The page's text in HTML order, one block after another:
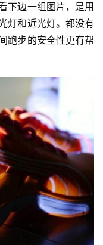
下边一组图片，是用
灯和近光灯。都没有
跑步的安全性更有帮